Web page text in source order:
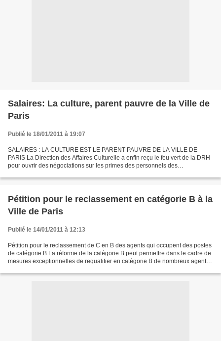
Salaires: La culture, parent pauvre de la Ville de
Paris
Publié le 18/01/2011 à 19:07
SALAIRES : LA CULTURE EST LE PARENT PAUVRE DE LA VILLE DE
PARIS La Direction des Affaires Culturelle a enfin reçu le feu vert de la DRH
pour ouvrir des négociations sur les primes des personnels des
Pétition pour le reclassement en catégorie B à la
Ville de Paris
Publié le 14/01/2011 à 12:13
Pétition pour le reclassement de C en B des agents qui occupent des postes
de catégorie B La réforme de la catégorie B peut permettre dans le cadre de
mesures exceptionnelles de requalifier en catégorie B de nombreux agents.